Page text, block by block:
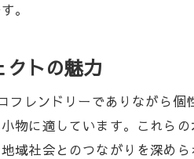
。
クトの魅力
フレンドリーでありながら
物に適しています。これら
域社会とのつながりを深め